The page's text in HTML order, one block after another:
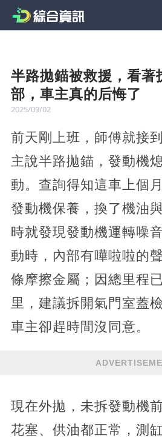
半路拋錨被救援，看著
部，車主真的后悔了
2025/09/02
前天剛上班，師傅就接
主說半路拋錨，發動機
動。查詢得知這車上個
發動機保養，換了機油
時就發現發動機運轉噪
動時，內部有嘩啦啦的
條摩擦金屬；因總里程
里，建議拆開氣門室蓋
車主卻趕時間沒同意。
現在外拋，未拆發動機
花塞、供油都正常，測